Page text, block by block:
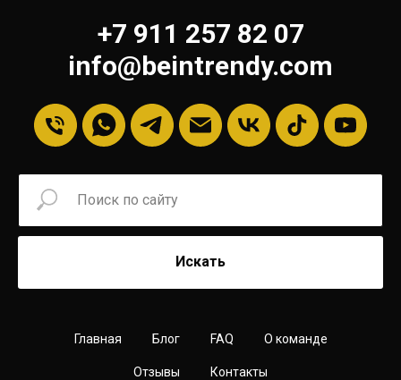
+7 911 257 82 07
info@beintrendy.com
Искать
Главная Блог FAQ О команде
Отзывы Контакты